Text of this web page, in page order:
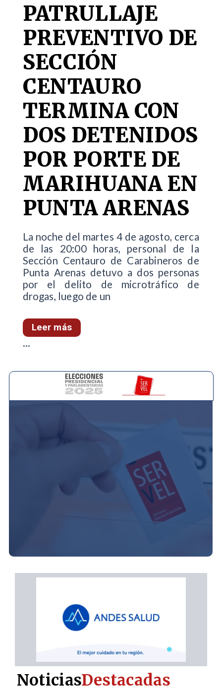
PATRULLAJE
PREVENTIVO DE
SECCIÓN
CENTAURO
TERMINA CON
DOS DETENIDOS
POR PORTE DE
MARIHUANA EN
PUNTA ARENAS
La noche del martes 4 de agosto, cerca
de las 20:00 horas, personal de la
Sección Centauro de Carabineros de
Punta Arenas detuvo a dos personas
por el delito de microtráfico de
drogas, luego de un
Leer más
...
NoticiasDestacadas